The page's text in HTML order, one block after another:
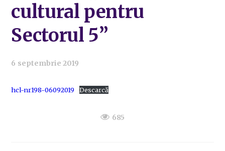
cultural pentru
Sectorul 5”
6 septembrie 2019
hcl-nr198-06092019 Descarcă
685